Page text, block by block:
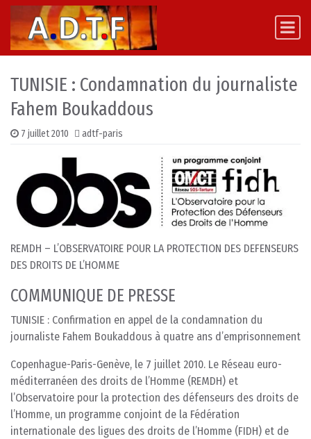
Skip to content
Main Navigation
TUNISIE : Condamnation du journaliste
Fahem Boukaddous
7 juillet 2010 adtf-paris
REMDH – L’OBSERVATOIRE POUR LA PROTECTION DES DEFENSEURS
DES DROITS DE L’HOMME
COMMUNIQUE DE PRESSE
TUNISIE : Confirmation en appel de la condamnation du
journaliste Fahem Boukaddous à quatre ans d’emprisonnement
Copenhague-Paris-Genève, le 7 juillet 2010. Le Réseau euro-
méditerranéen des droits de l’Homme (REMDH) et
l’Observatoire pour la protection des défenseurs des droits de
l’Homme, un programme conjoint de la Fédération
internationale des ligues des droits de l’Homme (FIDH) et de